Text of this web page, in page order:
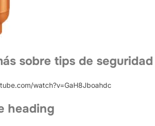
sobre tips de seguridad
watch?v=GaH8Jboahdc
heading